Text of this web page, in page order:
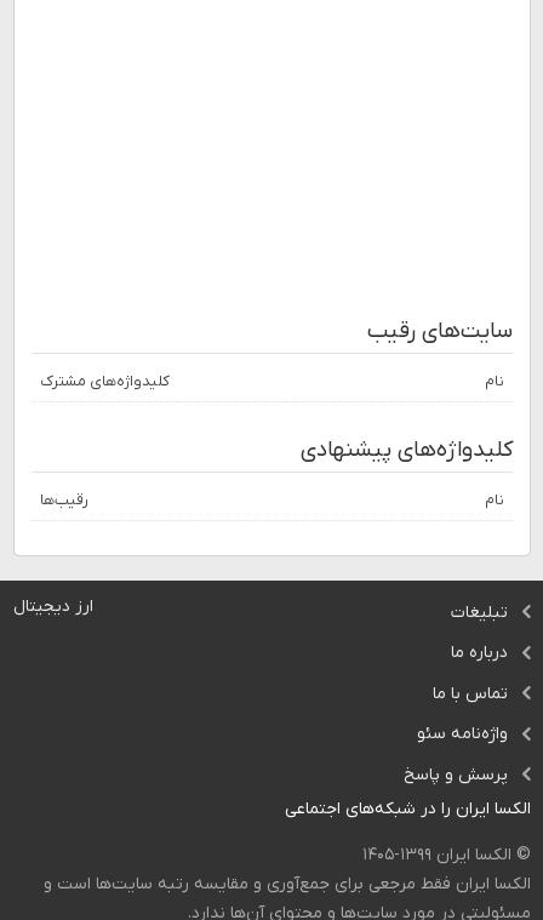
سایت‌های رقیب
نام کلیدواژه‌های مشترک
کلیدواژه‌های پیشنهادی
نام رقیب‌ها
ارز دیجیتال
تبلیغات
درباره ما
تماس با ما
واژه‌نامه سئو
پرسش و پاسخ
الکسا ایران را در شبکه‌های اجتماعی
© الکسا ایران ۱۳۹۹-۱۴۰۵
الکسا ایران فقط مرجعی برای جمع‌آوری و مقایسه رتبه سایت‌ها است و
مسئولیتی در مورد سایت‌ها و محتوای آن‌ها ندارد.